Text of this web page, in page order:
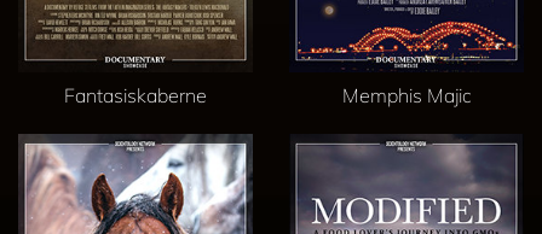
Fantasiskaberne Memphis Majic